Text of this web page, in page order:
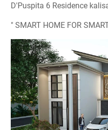
D'Puspita 6 Residence
" SMART HOME FOR